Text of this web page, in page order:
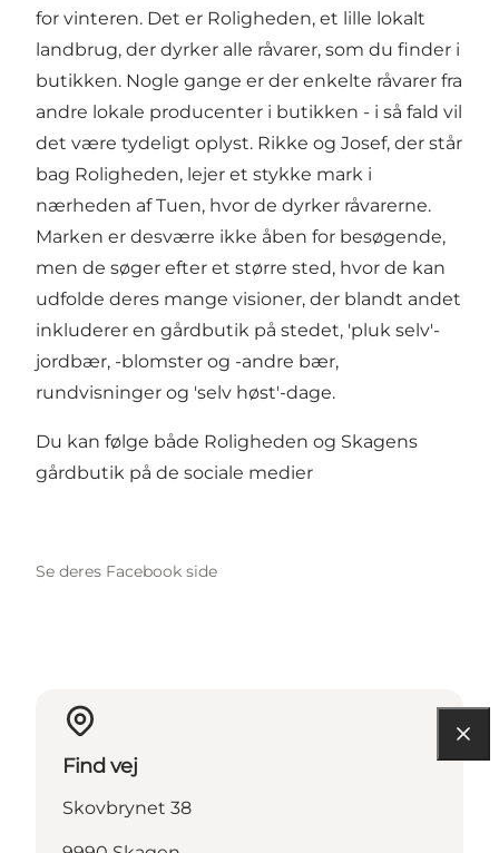
for vinteren. Det er Roligheden, et lille lokalt
landbrug, der dyrker alle råvarer, som du finder i
butikken. Nogle gange er der enkelte råvarer fra
andre lokale producenter i butikken - i så fald vil
det være tydeligt oplyst. Rikke og Josef, der står
bag Roligheden, lejer et stykke mark i
nærheden af Tuen, hvor de dyrker råvarerne.
Marken er desværre ikke åben for besøgende,
men de søger efter et større sted, hvor de kan
udfolde deres mange visioner, der blandt andet
inkluderer en gårdbutik på stedet, 'pluk selv'-
jordbær, -blomster og -andre bær,
rundvisninger og 'selv høst'-dage.
Du kan følge både Roligheden og Skagens
gårdbutik på de sociale medier
Se deres Facebook side
Find vej
Skovbrynet 38